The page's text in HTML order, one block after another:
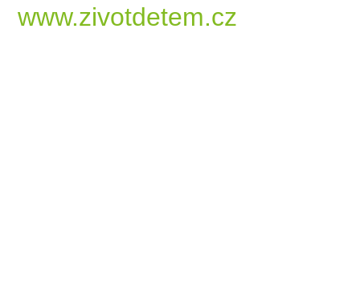
www.zivotdetem.cz